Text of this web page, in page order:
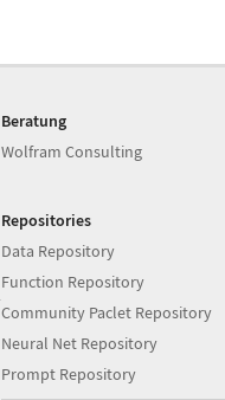
Beratung
Wolfram Consulting
Repositories
Data Repository
Function Repository
Community Paclet Repository
Neural Net Repository
Prompt Repository